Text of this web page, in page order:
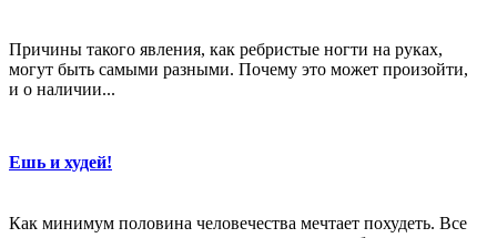
Причины такого явления, как ребристые ногти на руках,
могут быть самыми разными. Почему это может произойти,
и о наличии...
Ешь и худей!
Как минимум половина человечества мечтает похудеть. Все